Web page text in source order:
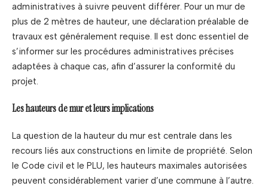
administratives à suivre peuvent différer. Pour un mur de
plus de 2 mètres de hauteur, une déclaration préalable de
travaux est généralement requise. Il est donc essentiel de
s’informer sur les procédures administratives précises
adaptées à chaque cas, afin d’assurer la conformité du
projet.
Les hauteurs de mur et leurs implications
La question de la hauteur du mur est centrale dans les
recours liés aux constructions en limite de propriété. Selon
le Code civil et le PLU, les hauteurs maximales autorisées
peuvent considérablement varier d’une commune à l’autre.